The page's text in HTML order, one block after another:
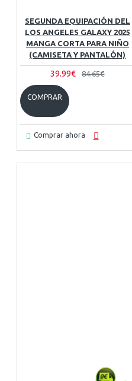
SEGUNDA EQUIPACIÓN DEL
LOS ANGELES GALAXY 2025
MANGA CORTA PARA NIÑO
(CAMISETA Y PANTALÓN)
39.99€ 84.65€
COMPRAR
Comprar ahora